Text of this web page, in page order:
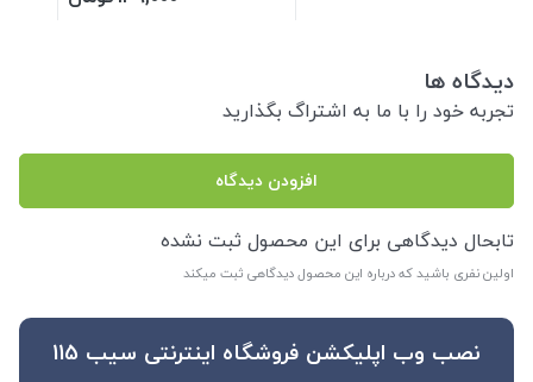
دیدگاه ها
تجربه خود را با ما به اشتراگ بگذارید
افزودن دیدگاه
تابحال دیدگاهی برای این محصول ثبت نشده
اولین نفری باشید که درباره این محصول دیدگاهی ثبت میکند
نصب وب اپلیکشن فروشگاه اینترنتی سیب 115